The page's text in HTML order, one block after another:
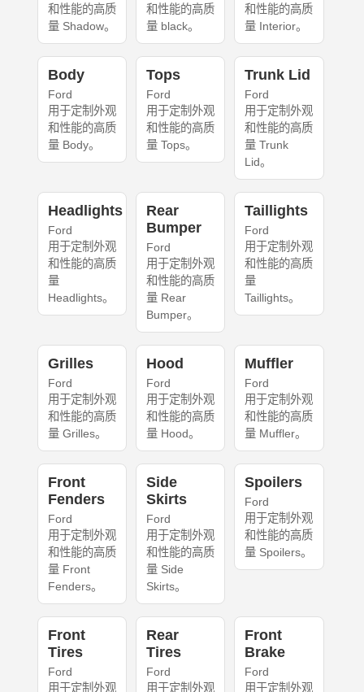
和性能的高质
量 Shadow。
和性能的高质
量 black。
和性能的高质
量 Interior。
Body
Ford
用于定制外观
和性能的高质
量 Body。
Tops
Ford
用于定制外观
和性能的高质
量 Tops。
Trunk Lid
Ford
用于定制外观
和性能的高质
量 Trunk
Lid。
Headlights
Ford
用于定制外观
和性能的高质
量
Headlights。
Rear
Bumper
Ford
用于定制外观
和性能的高质
量 Rear
Bumper。
Taillights
Ford
用于定制外观
和性能的高质
量
Taillights。
Grilles
Ford
用于定制外观
和性能的高质
量 Grilles。
Hood
Ford
用于定制外观
和性能的高质
量 Hood。
Muffler
Ford
用于定制外观
和性能的高质
量 Muffler。
Front
Fenders
Ford
用于定制外观
和性能的高质
量 Front
Fenders。
Side
Skirts
Ford
用于定制外观
和性能的高质
量 Side
Skirts。
Spoilers
Ford
用于定制外观
和性能的高质
量 Spoilers。
Front
Tires
Ford
用于定制外观
Rear
Tires
Ford
用于定制外观
Front
Brake
Ford
用于定制外观